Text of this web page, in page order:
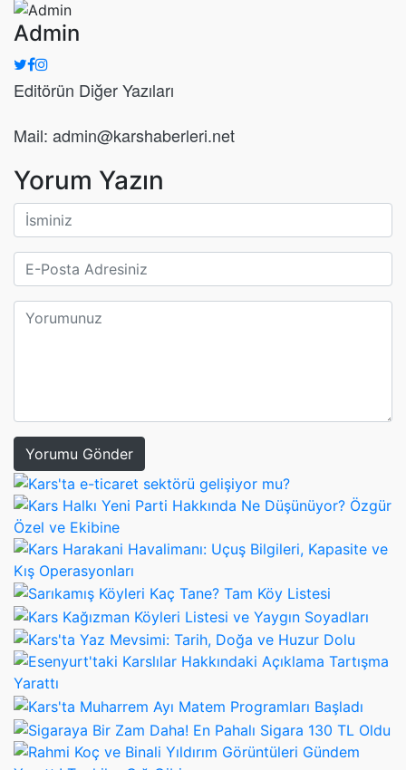
Admin
Editörün Diğer Yazıları
Mail: admin@karshaberleri.net
Yorum Yazın
Yorumu Gönder